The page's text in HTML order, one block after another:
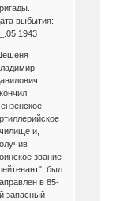
выбытия:
и,
звание
был
в 85-
запасный